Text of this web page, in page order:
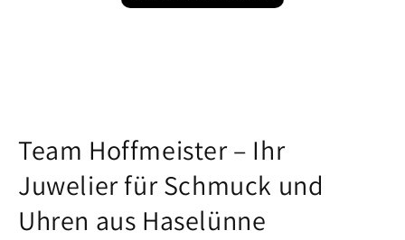
Team Hoffmeister – Ihr
Juwelier für Schmuck und
Uhren aus Haselünne